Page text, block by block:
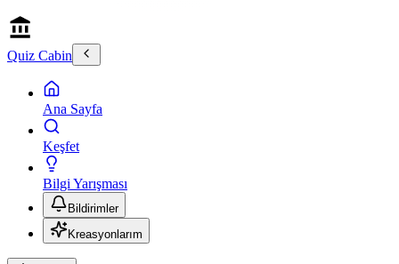
Quiz Cabin
Ana Sayfa
Keşfet
Bilgi Yarışması
Bildirimler
Kreasyonlarım